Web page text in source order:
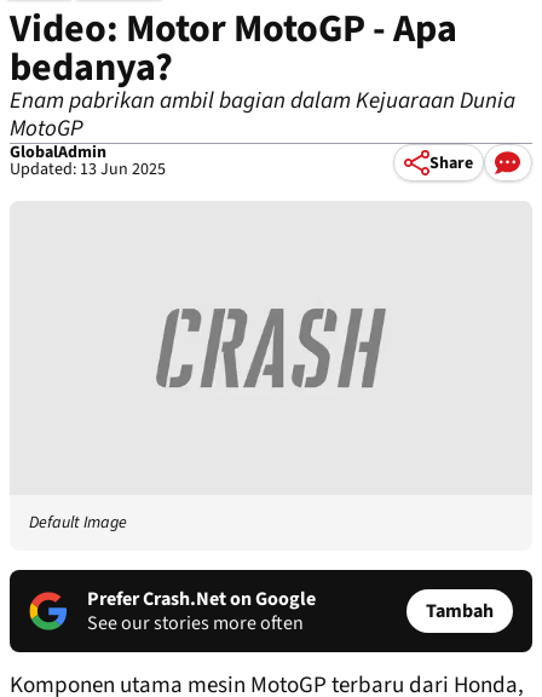
Video: Motor MotoGP - Apa
bedanya?
Enam pabrikan ambil bagian dalam Kejuaraan Dunia
MotoGP
GlobalAdmin
Updated: 13 Jun 2025 Share
Default Image
Prefer Crash.Net on Google
See our stories more often
Tambah
Komponen utama mesin MotoGP terbaru dari Honda,